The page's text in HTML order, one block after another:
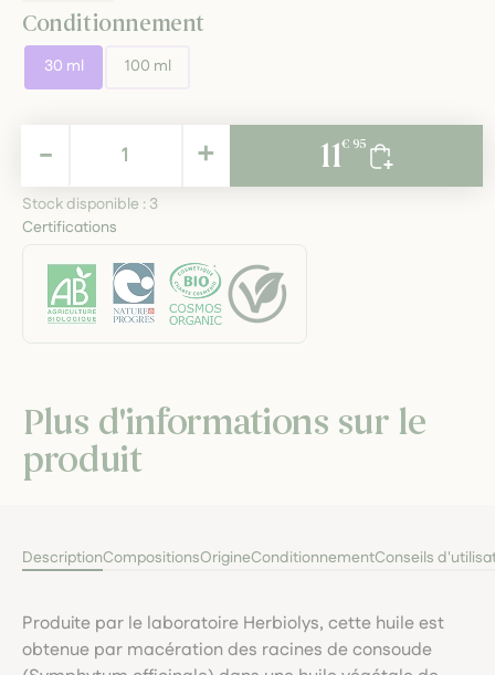
Conditionnement
30 ml 100 ml
11,95 € +
- 11€ 95
Stock disponible : 3
Certifications
Plus d'informations sur le
produit
DescriptionCompositionsOrigineConditionnementConseils
Produite par le laboratoire Herbiolys, cette huile est
obtenue par macération des racines de consoude